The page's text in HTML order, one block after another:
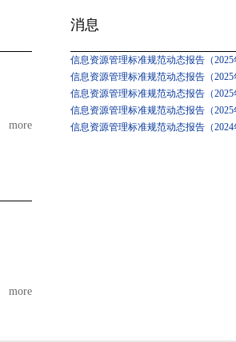
more
消息
信息资源管理标准规范动态报告（
信息资源管理标准规范动态报告（
信息资源管理标准规范动态报告（
信息资源管理标准规范动态报告（
信息资源管理标准规范动态报告（
more